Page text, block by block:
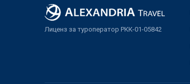
Лиценз за туроператор РКК-01-05842